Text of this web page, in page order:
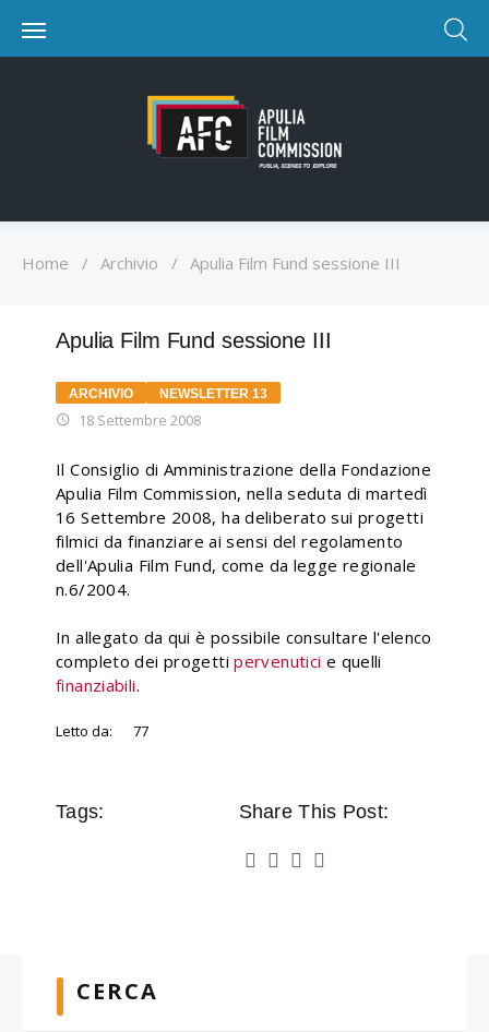
Home / Archivio / Apulia Film Fund sessione III
Apulia Film Fund sessione III
ARCHIVIO NEWSLETTER 13
18 Settembre 2008
Il Consiglio di Amministrazione della Fondazione
Apulia Film Commission, nella seduta di martedì
16 Settembre 2008, ha deliberato sui progetti
filmici da finanziare ai sensi del regolamento
dell'Apulia Film Fund, come da legge regionale
n.6/2004.
In allegato da qui è possibile consultare l'elenco
completo dei progettipervenutici e quelli
finanziabili.
Letto da: 77
Tags: Share This Post:
CERCA